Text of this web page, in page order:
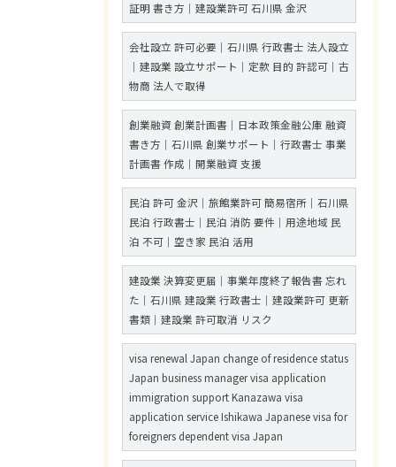
証明 書き方｜建設業許可 石川県 金沢
会社設立 許可必要｜石川県 行政書士 法人設立
｜建設業 設立サポート｜定款 目的 許認可｜古
物商 法人で取得
創業融資 創業計画書｜日本政策金融公庫 融資
書き方｜石川県 創業サポート｜行政書士 事業
計画書 作成｜開業融資 支援
民泊 許可 金沢｜旅館業許可 簡易宿所｜石川県
民泊 行政書士｜民泊 消防 要件｜用途地域 民
泊 不可｜空き家 民泊 活用
建設業 決算変更届｜事業年度終了報告書 忘れ
た｜石川県 建設業 行政書士｜建設業許可 更新
書類｜建設業 許可取消 リスク
visa renewal Japan change of residence status
Japan business manager visa application
immigration support Kanazawa visa
application service Ishikawa Japanese visa for
foreigners dependent visa Japan